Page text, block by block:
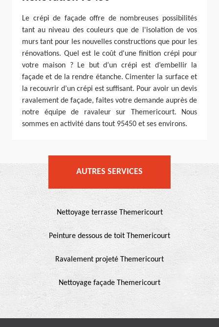
Le crépi de façade offre de nombreuses possibilités
tant au niveau des couleurs que de l'isolation de vos
murs tant pour les nouvelles constructions que pour les
rénovations. Quel est le coût d'une finition crépi pour
votre maison ? Le but d’un crépi est d’embellir la
façade et de la rendre étanche. Cimenter la surface et
la recouvrir d’un crépi est suffisant. Pour avoir un devis
ravalement de façade, faites votre demande auprès de
notre équipe de ravaleur sur Themericourt. Nous
sommes en activité dans tout 95450 et ses environs.
AUTRES SERVICES
Nettoyage terrasse Themericourt
Peinture dessous de toit Themericourt
Ravalement projeté Themericourt
Nettoyage façade Themericourt